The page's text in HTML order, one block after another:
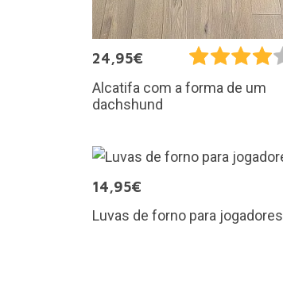
24,95€
Alcatifa com a forma de um
dachshund
14,95€
Luvas de forno para jogadores